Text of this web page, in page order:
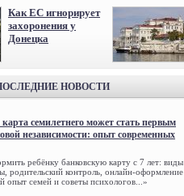
Как ЕС игнорирует
захоронения у
Донецка
НОВОСТИ
семилетнего может стать первым
независимости: опыт современных
ребёнку банковскую карту с 7 лет: виды
родительский контроль, онлайн-оформление
опыт семей и советы психологов...»